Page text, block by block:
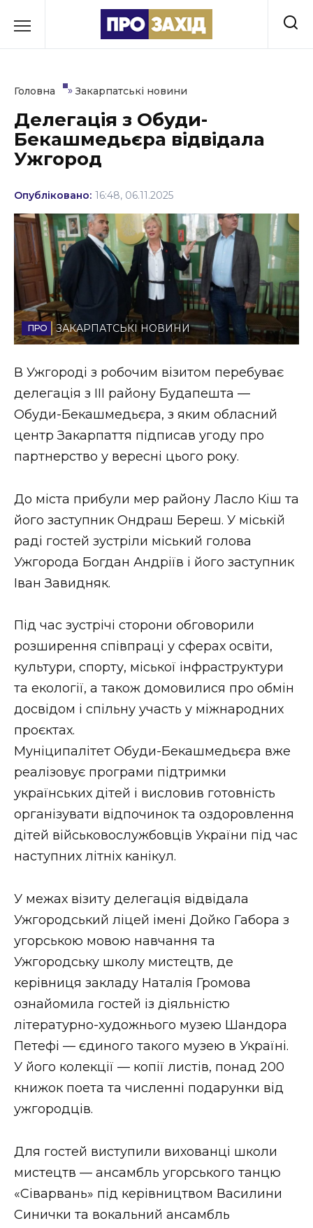
до
Культура
Освіта
Події
Політика
Соціум
Спорт
Стиль життя
Втрачений Ужгород (відеоверсія)
ЗАКАРПАТСЬКІ НОВИНИ
НОВИНИ ЗАХІДНОЇ УКРАЇНИ
ФОТО
ВІДЕО
Головна » Закарпатські новини
Делегація з Обуди-
Бекашмедьєра відвідала
Ужгород
Опубліковано: 16:48, 06.11.2025
ЗАКАРПАТСЬКІ НОВИНИ
В Ужгороді з робочим візитом перебуває
делегація з ІІІ району Будапешта —
Обуди-Бекашмедьєра, з яким обласний
центр Закарпаття підписав угоду про
партнерство у вересні цього року.
До міста прибули мер району Ласло Кіш та
його заступник Ондраш Береш. У міській
раді гостей зустріли міський голова
Ужгорода Богдан Андріїв і його заступник
Іван Завидняк.
Під час зустрічі сторони обговорили
розширення співпраці у сферах освіти,
культури, спорту, міської інфраструктури
та екології, а також домовилися про обмін
досвідом і спільну участь у міжнародних
проєктах.
Муніципалітет Обуди-Бекашмедьєра вже
реалізовує програми підтримки
українських дітей і висловив готовність
організувати відпочинок та оздоровлення
дітей військовослужбовців України під час
наступних літніх канікул.
У межах візиту делегація відвідала
Ужгородський ліцей імені Дойко Габора з
угорською мовою навчання та
Ужгородську школу мистецтв, де
керівниця закладу Наталія Громова
ознайомила гостей із діяльністю
літературно-художнього музею Шандора
Петефі — єдиного такого музею в Україні.
У його колекції — копії листів, понад 200
книжок поета та численні подарунки від
ужгородців.
Для гостей виступили вихованці школи
мистецтв — ансамбль угорського танцю
«Сіварвань» під керівництвом Василини
Синички та вокальний ансамбль